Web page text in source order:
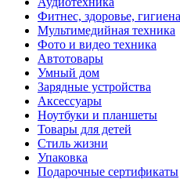
Фитнес, здоровье, гигиена
Мультимедийная техника
Фото и видео техника
Автотовары
Умный дом
Зарядные устройства
Аксессуары
Ноутбуки и планшеты
Товары для детей
Стиль жизни
Упаковка
Подарочные сертификаты